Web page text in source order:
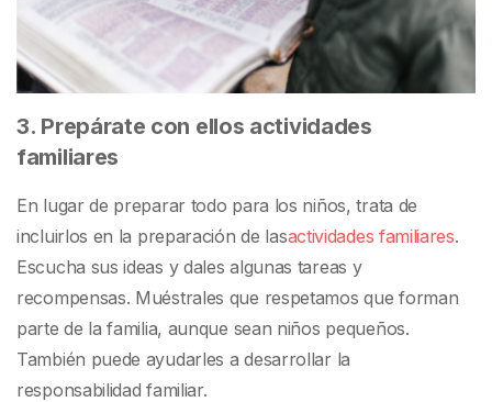
3. Prepárate con ellos actividades
familiares
En lugar de preparar todo para los niños, trata de
incluirlos en la preparación de lasactividades familiares.
Escucha sus ideas y dales algunas tareas y
recompensas. Muéstrales que respetamos que forman
parte de la familia, aunque sean niños pequeños.
También puede ayudarles a desarrollar la
responsabilidad familiar.